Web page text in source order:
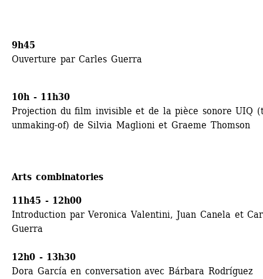
9h45
Ouverture par Carles Guerra
10h - 11h30
Projection du film invisible et de la pièce sonore UIQ
unmaking-of) de Silvia Maglioni et Graeme Thomson
Arts combinatories
11h45 - 12h00
Introduction par Veronica Valentini, Juan Canela et
Guerra
12h0 - 13h30
Dora García en conversation avec Bárbara Rodríguez